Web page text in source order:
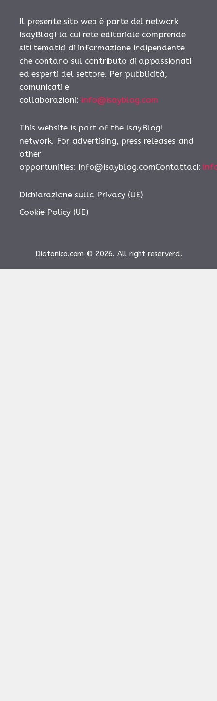
Il presente sito web è parte del network
IsayBlog! la cui rete editoriale comprende
siti tematici di informazione indipendente
che contano sul contributo di appassionati
ed esperti del settore. Per pubblicità,
comunicati e
collaborazioni: info@isayblog.com
This website is part of the IsayBlog!
network. For advertising, press releases and
other
opportunities: info@isayblog.comContattaci:
Dichiarazione sulla Privacy (UE)
Cookie Policy (UE)
Diatonico.com © 2026. All right reserverd.